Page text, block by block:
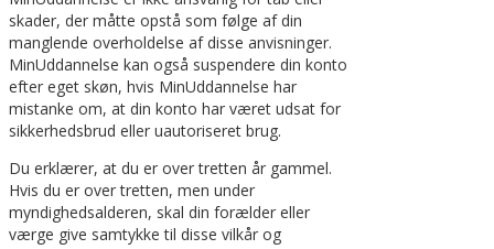
skader, der måtte opstå som følge af din
manglende overholdelse af disse anvisninger.
MinUddannelse kan også suspendere din konto
efter eget skøn, hvis MinUddannelse har
mistanke om, at din konto har været udsat for
sikkerhedsbrud eller uautoriseret brug.
Du erklærer, at du er over tretten år gammel.
Hvis du er over tretten, men under
myndighedsalderen, skal din forælder eller
værge give samtykke til disse vilkår og